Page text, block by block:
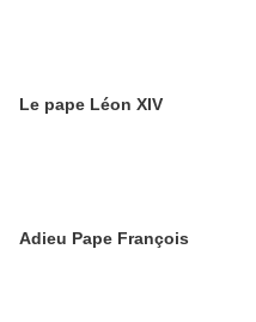
Le pape Léon XIV
Adieu Pape François